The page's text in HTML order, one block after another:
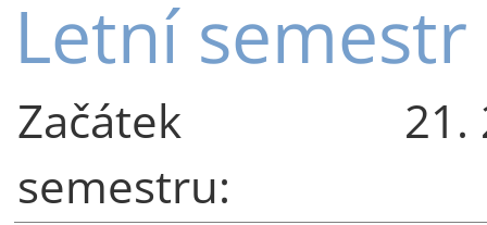
Letní semestr
Začátek
semestru:
21.